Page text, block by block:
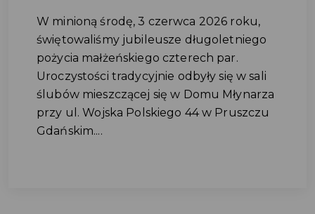
W minioną środę, 3 czerwca 2026 roku,
świętowaliśmy jubileusze długoletniego
pożycia małżeńskiego czterech par.
Uroczystości tradycyjnie odbyły się w sali
ślubów mieszczącej się w Domu Młynarza
przy ul. Wojska Polskiego 44 w Pruszczu
Gdańskim....